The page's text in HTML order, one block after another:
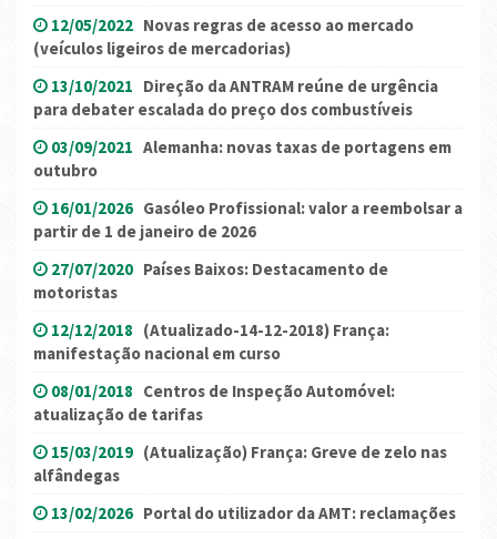
12/05/2022 Novas regras de acesso ao mercado
(veículos ligeiros de mercadorias)
13/10/2021 Direção da ANTRAM reúne de urgência
para debater escalada do preço dos combustíveis
03/09/2021 Alemanha: novas taxas de portagens em
outubro
16/01/2026 Gasóleo Profissional: valor a reembolsar a
partir de 1 de janeiro de 2026
27/07/2020 Países Baixos: Destacamento de
motoristas
12/12/2018 (Atualizado-14-12-2018) França:
manifestação nacional em curso
08/01/2018 Centros de Inspeção Automóvel:
atualização de tarifas
15/03/2019 (Atualização) França: Greve de zelo nas
alfândegas
13/02/2026 Portal do utilizador da AMT: reclamações